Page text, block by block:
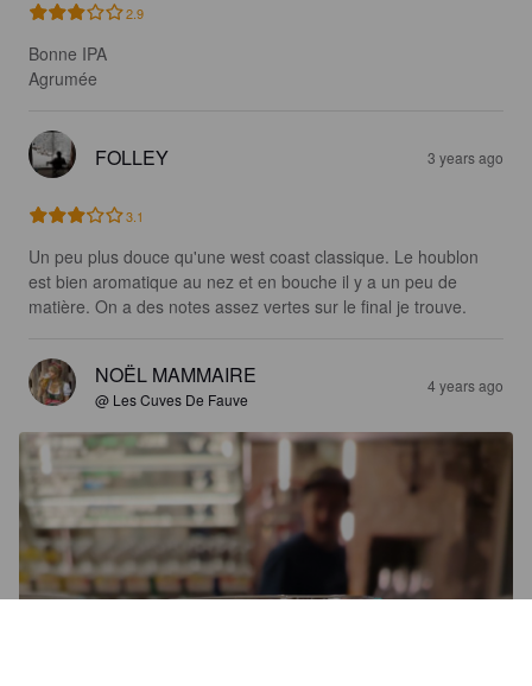
2.9
Bonne IPA
Agrumée
FOLLEY 3 years ago
3.1
Un peu plus douce qu'une west coast classique. Le houblon
est bien aromatique au nez et en bouche il y a un peu de
matière. On a des notes assez vertes sur le final je trouve.
NOËL MAMMAIRE
@ Les Cuves De Fauve
4 years ago